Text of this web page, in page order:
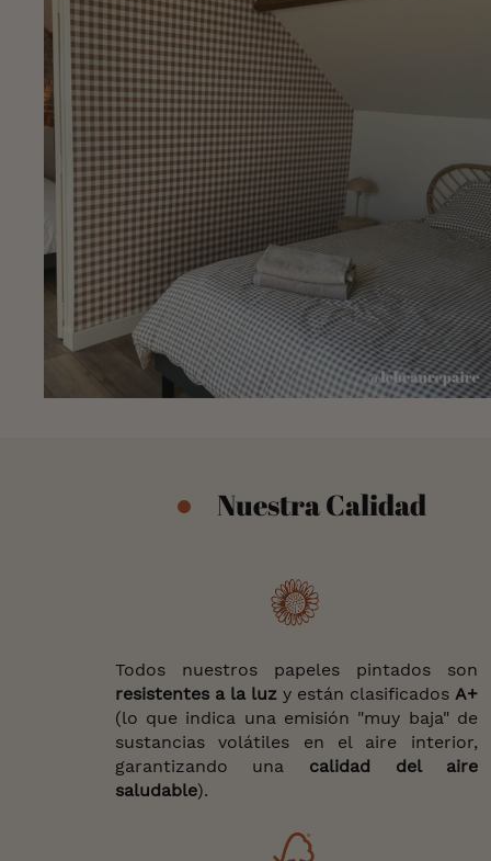
Nuestra Calidad
Todos nuestros papeles pintados son
resistentes a la luzy están clasificados A+
(lo que indica una emisión "muy baja" de
sustancias volátiles en el aire interior,
garantizando una calidad del aire
saludable).